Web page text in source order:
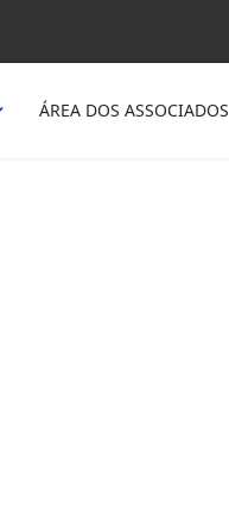
ÁREA DOS ASSOCIADOS